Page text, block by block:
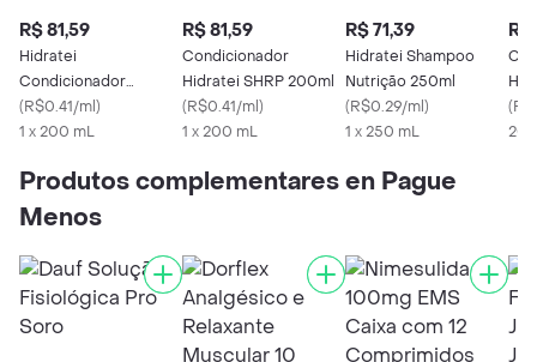
R$ 81,59
Hidratei
Condicionador
Nutrição 200ml
(R$0.41/ml)
1 x 200 mL
R$ 81,59
Condicionador
Hidratei SHRP 200ml
(R$0.41/ml)
1 x 200 mL
R$ 71,39
Hidratei Shampoo
Nutrição 250ml
(R$0.29/ml)
1 x 250 mL
R$
(
Produtos complementares en Pague
Menos